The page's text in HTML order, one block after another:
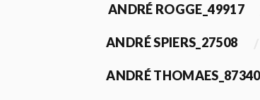
ANDRÉ ROGGE_49917
ANDRÉ SPIERS_27508
ANDRÉ THOMAES_87340